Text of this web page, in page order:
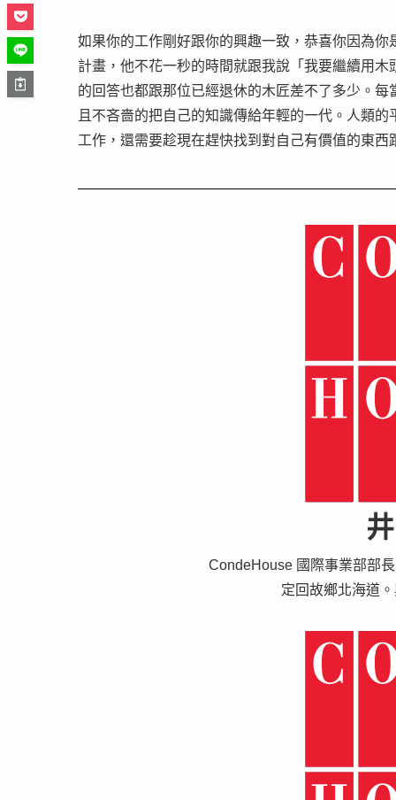
如果你的工作剛好跟你的興趣一致，恭喜你因為
計畫，他不花一秒的時間就跟我說「我要繼續用
的回答也都跟那位已經退休的木匠差不了多少。每
且不吝嗇的把自己的知識傳給年輕的一代。人類
工作，還需要趁現在趕快找到對自己有價值的東
CondeHouse 國際事業部部
定回故鄉北海道